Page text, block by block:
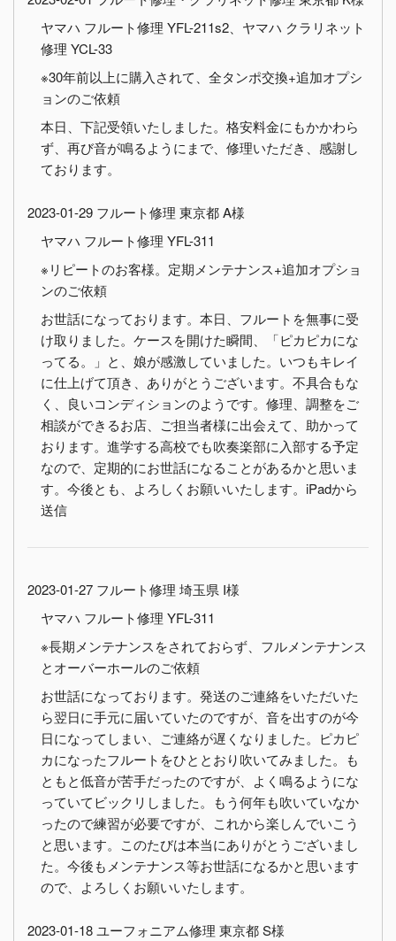
ヤマハ フルート修理 YFL-211s2、ヤマハ クラリネット
修理 YCL-33
※30年前以上に購入されて、全タンポ交換+追加オプシ
ョンのご依頼
本日、下記受領いたしました。格安料金にもかかわら
ず、再び音が鳴るようにまで、修理いただき、感謝し
ております。
2023-01-29 フルート修理 東京都 A様
ヤマハ フルート修理 YFL-311
※リピートのお客様。定期メンテナンス+追加オプショ
ンのご依頼
お世話になっております。本日、フルートを無事に受
け取りました。ケースを開けた瞬間、「ピカピカにな
ってる。」と、娘が感激していました。いつもキレイ
に仕上げて頂き、ありがとうございます。不具合もな
く、良いコンディションのようです。修理、調整をご
相談ができるお店、ご担当者様に出会えて、助かって
おります。進学する高校でも吹奏楽部に入部する予定
なので、定期的にお世話になることがあるかと思いま
す。今後とも、よろしくお願いいたします。iPadから
送信
2023-01-27 フルート修理 埼玉県 I様
ヤマハ フルート修理 YFL-311
※長期メンテナンスをされておらず、フルメンテナンス
とオーバーホールのご依頼
お世話になっております。発送のご連絡をいただいた
ら翌日に手元に届いていたのですが、音を出すのが今
日になってしまい、ご連絡が遅くなりました。ピカピ
カになったフルートをひととおり吹いてみました。も
ともと低音が苦手だったのですが、よく鳴るようにな
っていてビックリしました。もう何年も吹いていなか
ったので練習が必要ですが、これから楽しんでいこう
と思います。このたびは本当にありがとうございまし
た。今後もメンテナンス等お世話になるかと思います
ので、よろしくお願いいたします。
2023-01-18 ユーフォニアム修理 東京都 S様